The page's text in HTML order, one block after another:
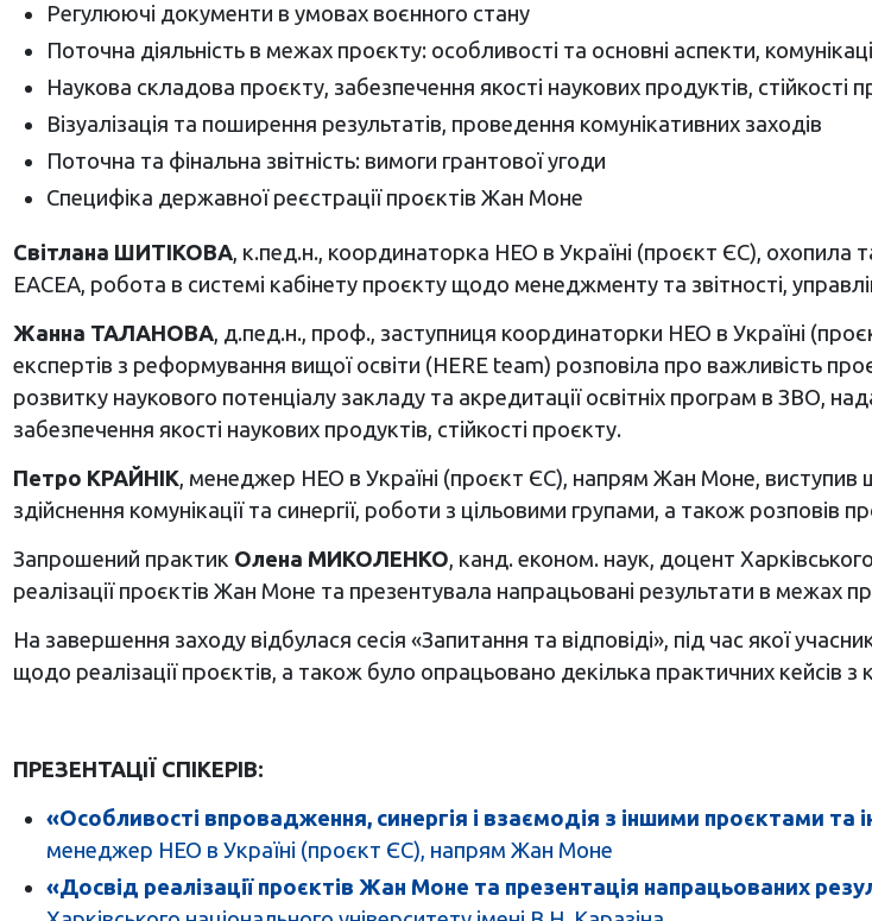
Регулюючі документи в умовах воєнного стану
Поточна діяльність в межах проєкту: особливості та основні аспекти,
Наукова складова проєкту, забезпечення якості наукових продуктів, стійкості
Візуалізація та поширення результатів, проведення комунікативних заходів
Поточна та фінальна звітність: вимоги грантової угоди
Специфіка державної реєстрації проєктів Жан Моне
Світлана ШИТІКОВА, к.пед.н., координаторка НЕО в Україні (проєкт ЄС), охопила
ЕАСЕА, робота в системі кабінету проєкту щодо менеджменту та звітності,
Жанна ТАЛАНОВА, д.пед.н., проф., заступниця координаторки НЕО в Україні
експертів з реформування вищої освіти (HERE team) розповіла про важливість
розвитку наукового потенціалу закладу та акредитації освітніх програм в ЗВО,
забезпечення якості наукових продуктів, стійкості проєкту.
Петро КРАЙНІК, менеджер НЕО в Україні (проєкт ЄС), напрям Жан Моне, виступив
здійснення комунікації та синергії, роботи з цільовими групами, а також
Запрошений практик Олена МИКОЛЕНКО, канд. економ. наук, доцент
реалізації проєктів Жан Моне та презентувала напрацьовані результати в межах
На завершення заходу відбулася сесія «Запитання та відповіді», під час якої
щодо реалізації проєктів, а також було опрацьовано декілька практичних кейсів
ПРЕЗЕНТАЦІЇ СПІКЕРІВ:
«Особливості впровадження, синергія і взаємодія з іншими проєктами та
менеджер НЕО в Україні (проєкт ЄС), напрям Жан Моне
«Досвід реалізації проєктів Жан Моне та презентація напрацьованих